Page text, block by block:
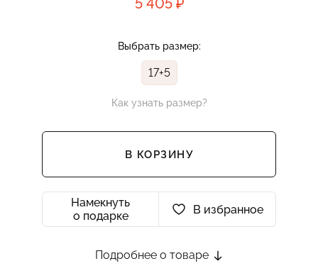
5 405 ₽
Выбрать размер:
17+5
Как узнать размер?
В КОРЗИНУ
Намекнуть
о подарке
В избранное
Подробнее о товаре